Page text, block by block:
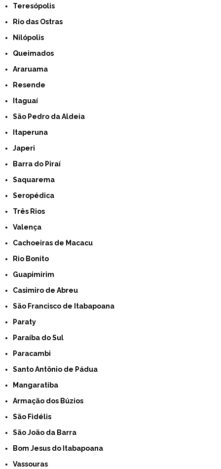
Teresópolis
Rio das Ostras
Nilópolis
Queimados
Araruama
Resende
Itaguaí
São Pedro da Aldeia
Itaperuna
Japeri
Barra do Piraí
Saquarema
Seropédica
Três Rios
Valença
Cachoeiras de Macacu
Rio Bonito
Guapimirim
Casimiro de Abreu
São Francisco de Itabapoana
Paraty
Paraíba do Sul
Paracambi
Santo Antônio de Pádua
Mangaratiba
Armação dos Búzios
São Fidélis
São João da Barra
Bom Jesus do Itabapoana
Vassouras